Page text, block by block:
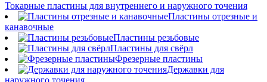
Токарные пластины для внутреннего и наружного точения
Пластины отрезные и
канавочные
Пластины резьбовые
Пластины для свёрл
Фрезерные пластины
Державки для
наружного точения